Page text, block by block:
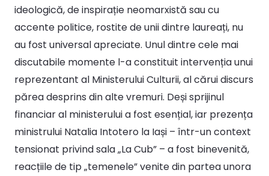
ideologică, de inspirație neomarxistă sau cu
accente politice, rostite de unii dintre laureați, nu
au fost universal apreciate. Unul dintre cele mai
discutabile momente l-a constituit intervenția unui
reprezentant al Ministerului Culturii, al cărui discurs
părea desprins din alte vremuri. Deși sprijinul
financiar al ministerului a fost esențial, iar prezența
ministrului Natalia Intotero la Iași – într-un context
tensionat privind sala „La Cub” – a fost binevenită,
reacțiile de tip „temenele” venite din partea unora